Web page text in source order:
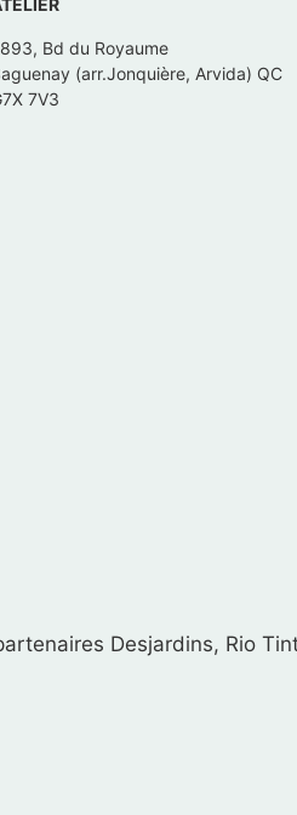
Bd du Royaume
(arr.Jonquière, Arvida) QC
7V3
Desjardins, Rio